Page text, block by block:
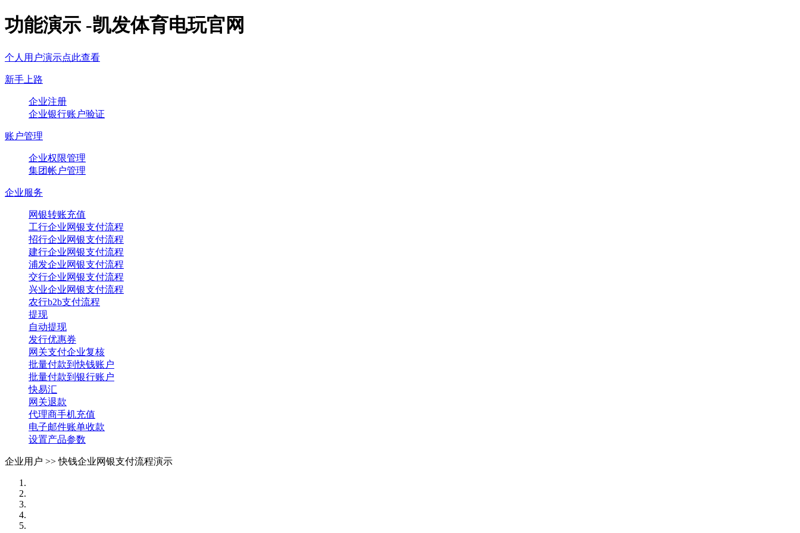
功能演示 -凯发体育电玩官网
个人用户演示点此查看
新手上路
企业注册
企业银行账户验证
账户管理
企业权限管理
集团帐户管理
企业服务
网银转账充值
工行企业网银支付流程
招行企业网银支付流程
建行企业网银支付流程
浦发企业网银支付流程
交行企业网银支付流程
兴业企业网银支付流程
农行b2b支付流程
提现
自动提现
发行优惠券
网关支付企业复核
批量付款到快钱账户
批量付款到银行账户
快易汇
网关退款
代理商手机充值
电子邮件账单收款
设置产品参数
企业用户 >>快钱企业网银支付流程演示